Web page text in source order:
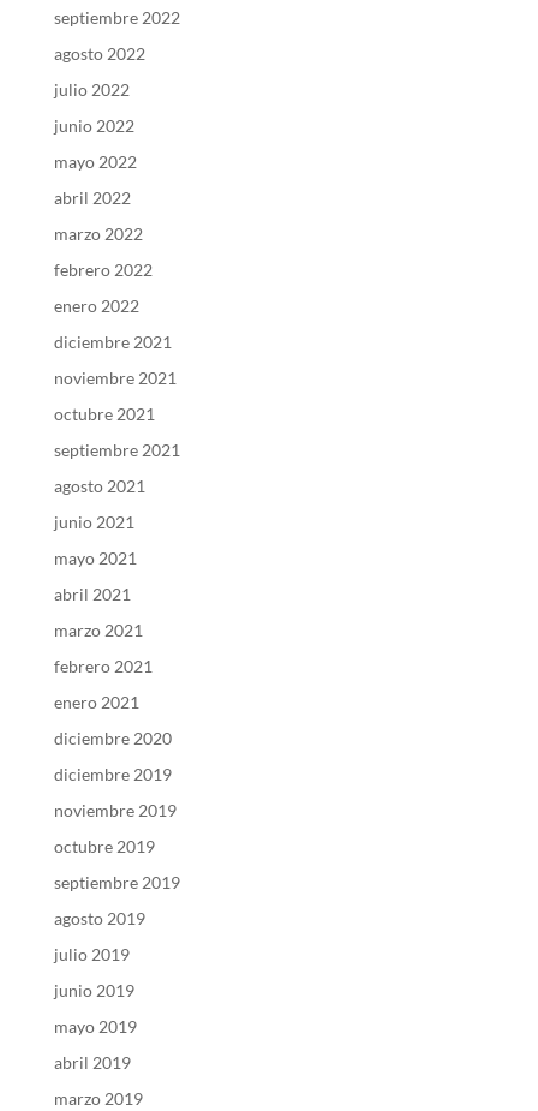
septiembre 2022
agosto 2022
julio 2022
junio 2022
mayo 2022
abril 2022
marzo 2022
febrero 2022
enero 2022
diciembre 2021
noviembre 2021
octubre 2021
septiembre 2021
agosto 2021
junio 2021
mayo 2021
abril 2021
marzo 2021
febrero 2021
enero 2021
diciembre 2020
diciembre 2019
noviembre 2019
octubre 2019
septiembre 2019
agosto 2019
julio 2019
junio 2019
mayo 2019
abril 2019
marzo 2019